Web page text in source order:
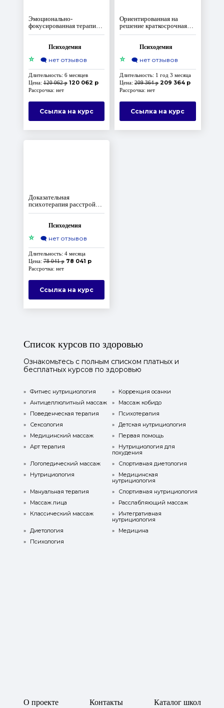
Эмоционально-
фокусированная терапия в
работе с парами
Психодемия
⭐ 🗨️ нет отзывов
Длительность: 6 месяцев
Цена:120 062 р 120 062 р
Рассрочка: нет
Ссылка на курс
Ориентированная на
решение краткосрочная
терапия
Психодемия
⭐ 🗨️ нет отзывов
Длительность: 1 год 3 месяца
Цена: 209 364 р 209 364 р
Рассрочка: нет
Ссылка на курс
Доказательная
психотерапия расстройств
пищевого поведения
Психодемия
⭐ 🗨️ нет отзывов
Длительность: 4 месяца
Цена:78 041 р 78 041 р
Рассрочка: нет
Ссылка на курс
Список курсов по здоровью
Ознакомьтесь с полным списком платных и
бесплатных курсов по здоровью
» Фитнес нутрициология »
Коррекция осанки
»
Антицеллюлитный массаж »
Массаж кобидо
»
Поведенческая терапия »
Психотерапия
»
Сексология » Детская нутрициология
»
Медицинский массаж »
Первая помощь
»
Арт терапия »
Нутрициология для
похудения
»
Логопедический массаж »
Спортивная диетология
»
Нутрициология »
Медицинская
нутрициология
»
Мануальная терапия »
Спортивная нутрициология
»
Массаж лица »
Расслабляющий массаж
»
Классический массаж »
Интегративная
нутрициология
»
Диетология »
Медицина
»
Психология
О проекте Контакты Каталог школ